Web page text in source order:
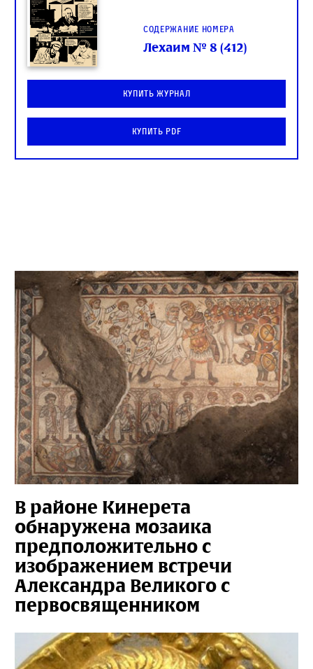
Содержание номера
Лехаим № 8 (412)
Купить журнал
Купить PDF
В районе Кинерета
обнаружена мозаика
предположительно с
изображением встречи
Александра Великого с
первосвященником